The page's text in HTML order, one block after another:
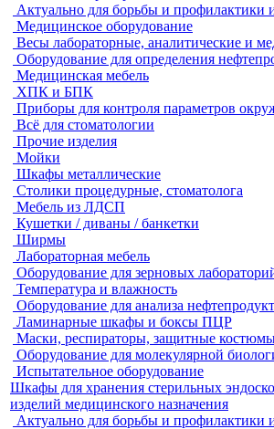
Актуально для борьбы и профилактики
Медицинское оборудование
Весы лабораторные, аналитические и
Оборудование для определения
Медицинская мебель
ХПК и БПК
Приборы для контроля параметров
Всё для стоматологии
Прочие изделия
Мойки
Шкафы металлические
Столики процедурные, стоматолога
Мебель из ЛДСП
Кушетки / диваны / банкетки
Ширмы
Лабораторная мебель
Оборудование для зерновых
Температура и влажность
Оборудование для анализа
Ламинарные шкафы и боксы ПЦР
Маски, респираторы, защитные
Оборудование для молекулярной
Испытательное оборудование
Шкафы для хранения стерильных
изделий медицинского назначения
Актуально для борьбы и профилактики